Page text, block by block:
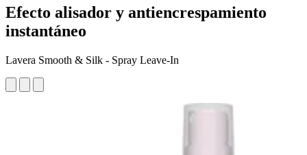
Efecto alisador y antiencrespamiento
instantáneo
Lavera Smooth & Silk - Spray Leave-In